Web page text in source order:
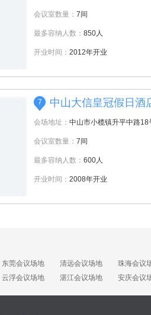
会议室数量： 7间
最多容纳人数： 850人
开业时间： 2012年开业
7 中山大信皇冠假日酒
会场地址： 中山市小榄镇升平中路18
会议室数量： 7间
最多容纳人数： 600人
开业时间： 2008年开业
东莞会议场地 清远会议场地
珠海会议
云浮会议场地 湛江会议场地 安庆会议